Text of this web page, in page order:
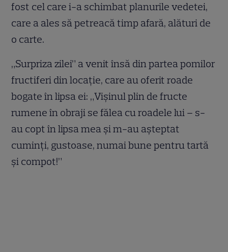
fost cel care i-a schimbat planurile vedetei,
care a ales să petreacă timp afară, alături de
o carte.
„Surpriza zilei” a venit însă din partea pomilor
fructiferi din locație, care au oferit roade
bogate în lipsa ei: „Vișinul plin de fructe
rumene în obraji se fălea cu roadele lui – s-
au copt în lipsa mea și m-au așteptat
cuminți, gustoase, numai bune pentru tartă
și compot!”